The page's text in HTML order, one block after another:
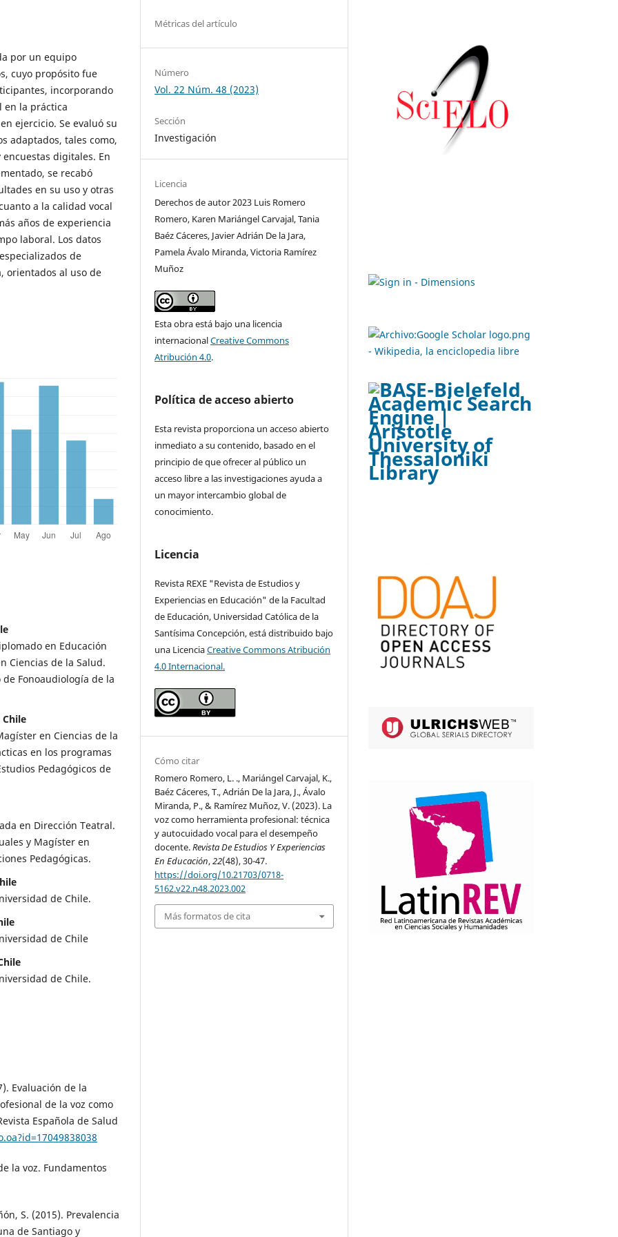
por un equipo
cuyo propósito fue
incorporando
en la práctica
ejercicio. Se evaluó su
adaptados, tales como,
encuestas digitales. En
se recabó
en su uso y otras
a la calidad vocal
años de experiencia
laboral. Los datos
de
orientados al uso de
en Educación
Ciencias de la Salud.
Fonoaudiología de la
en Ciencias de la
en los programas
Pedagógicos de
en Dirección Teatral.
y Magíster en
Pedagógicas.
de Chile.
de Chile
de Chile.
Evaluación de la
de la voz como
Española de Salud
la voz. Fundamentos
S. (2015). Prevalencia
de Santiago y
Métricas del artículo
Número
Vol. 22 Núm. 48 (2023)
Sección
Investigación
Licencia
Derechos de autor 2023 Luis Romero
Romero, Karen Mariángel Carvajal, Tania
Baéz Cáceres, Javier Adrián De la Jara,
Pamela Ávalo Miranda, Victoria Ramírez
Muñoz
Esta obra está bajo una licencia
internacionalCreative Commons
Atribución 4.0.
Política de acceso abierto
Esta revista proporciona un acceso abierto
inmediato a su contenido, basado en el
principio de que ofrecer al público un
acceso libre a las investigaciones ayuda a
un mayor intercambio global de
conocimiento.
Licencia
Revista REXE "Revista de Estudios y
Experiencias en Educación" de la Facultad
de Educación, Universidad Católica de la
Santísima Concepción, está distribuido bajo
una LicenciaCreative Commons Atribución
4.0 Internacional.
Cómo citar
Romero Romero, L. ., Mariángel Carvajal, K.,
Baéz Cáceres, T., Adrián De la Jara, J., Ávalo
Miranda, P., & Ramírez Muñoz, V. (2023). La
voz como herramienta profesional: técnica
y autocuidado vocal para el desempeño
docente.Revista De Estudios Y Experiencias
En Educación,22(48), 30-47.
https://doi.org/10.21703/0718-
5162.v22.n48.2023.002
Más formatos de cita